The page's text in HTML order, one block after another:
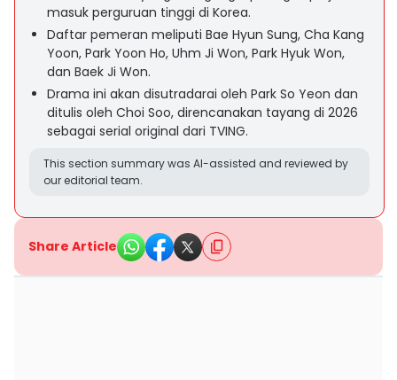
masuk perguruan tinggi di Korea.
Daftar pemeran meliputi Bae Hyun Sung, Cha Kang
Yoon, Park Yoon Ho, Uhm Ji Won, Park Hyuk Won,
dan Baek Ji Won.
Drama ini akan disutradarai oleh Park So Yeon dan
ditulis oleh Choi Soo, direncanakan tayang di 2026
sebagai serial original dari TVING.
This section summary was AI-assisted and reviewed by
our editorial team.
Share Article